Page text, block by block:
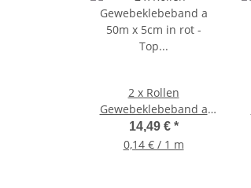
2 x Rollen
Gewebeklebeband a
50m x 5cm in rot - Top
Qualität
14,49 € *
0,14 € / 1 m